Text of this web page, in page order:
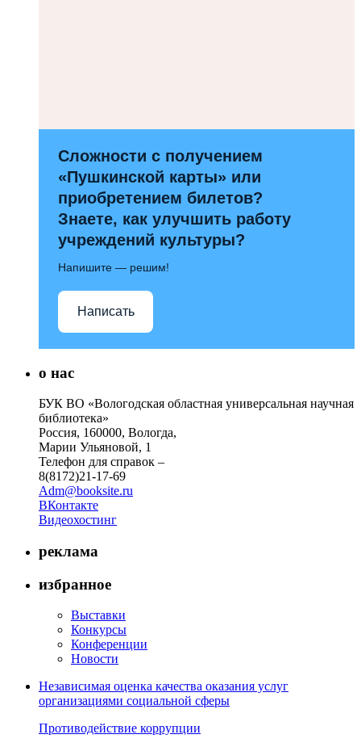
Сложности с получением
«Пушкинской карты» или
приобретением билетов?
Знаете, как улучшить работу
учреждений культуры?
Напишите — решим!
Написать
о нас
БУК ВО «Вологодская областная универсальная научная
библиотека»
Россия, 160000, Вологда,
Марии Ульяновой, 1
Телефон для справок –
8(8172)21-17-69
Adm@booksite.ru
ВКонтакте
Видеохостинг
реклама
избранное
Выставки
Конкурсы
Конференции
Новости
Независимая оценка качества оказания услуг
организациями социальной сферы
Противодействие коррупции